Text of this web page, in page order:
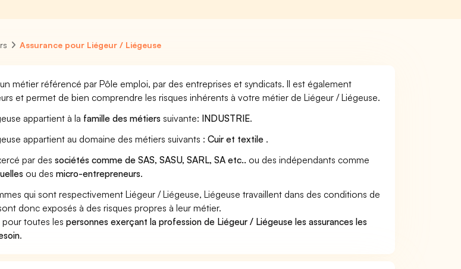
Assurance pour Liégeur / Liégeuse
métier référencé par Pôle emploi, par des entreprises et syndicats. Il est également
et permet de bien comprendre les risques inhérents à votre métier de Liégeur / Liégeuse.
appartient à la famille des métiers suivante: INDUSTRIE.
appartient au domaine des métiers suivants :Cuir et textile .
par dessociétés comme de SAS, SASU, SARL, SA etc.. ou des indépendants comme
ou desmicro-entrepreneurs.
qui sont respectivement Liégeur / Liégeuse, Liégeuse travaillent dans des conditions de
donc exposés à des risques propres à leur métier.
pour toutes lespersonnes exerçant la profession de Liégeur / Liégeuse les assurances les
.